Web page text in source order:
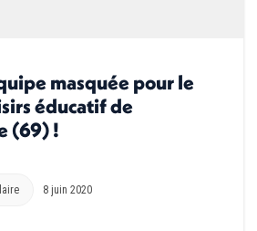
masquée pour le
éducatif de
(69) !
8 juin 2020